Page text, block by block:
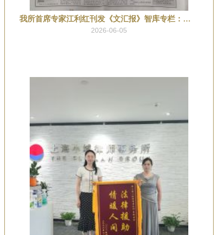
我所首席专家江利红刊发《文汇报》智库专栏：释放公共数据价值，赋能数字经济发展
2026-06-05